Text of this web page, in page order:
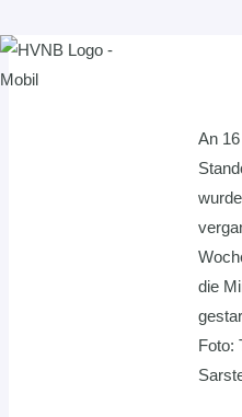
Zum
Inhalt
An 16
die
Foto: